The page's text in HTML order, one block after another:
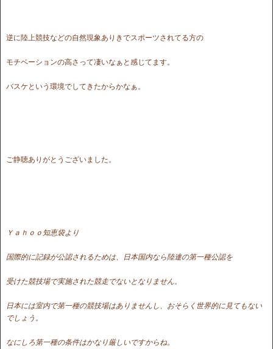
逆に陸上競技などの自然現象ありきでスポーツされてる方の
モチベーションの高さって凄いなぁと感じてます。
バスケという環境でしてきたからかなぁ。
ご静聴ありがとうございました。
Ｙａｈｏｏ知恵袋より
国際的に記録が公認されるためは、日本国内なら陸連の第一種公認を
受けた競技場で実施された競走でないとなりません。
日本には室内で第一種の競技場はありませんし、おそらく世界的に見てもない
でしょう。
なにしろ第一種の条件はかなり厳しいですからね。